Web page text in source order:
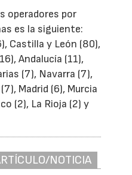
operadores por
es la siguiente:
Castilla y León (80),
Andalucía (11),
(7), Navarra (7),
Madrid (6), Murcia
(2), La Rioja (2) y
NOTICIA